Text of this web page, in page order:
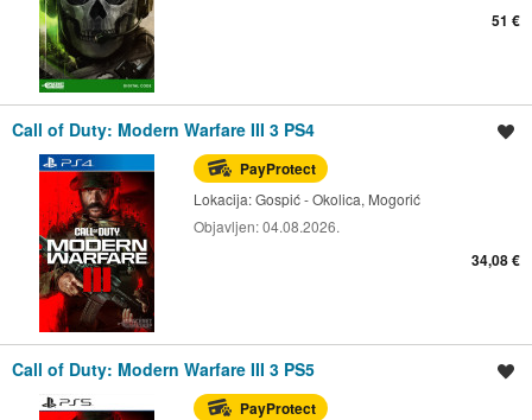
51 €
Call of Duty: Modern Warfare III 3 PS4
PayProtect
Lokacija:Gospić - Okolica, Mogorić
Objavljen:04.08.2026.
34,08 €
Call of Duty: Modern Warfare III 3 PS5
PayProtect